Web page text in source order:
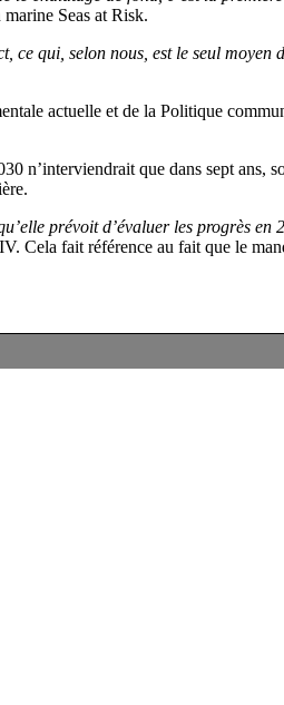
Seas at Risk.
ce qui, selon nous, est le seul moyen
actuelle et de la Politique
n’interviendrait que dans sept
prévoit d’évaluer les progrès
Cela fait référence au fait que le